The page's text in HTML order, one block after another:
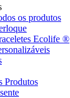
os produtos
Ecolife ®
Produtos